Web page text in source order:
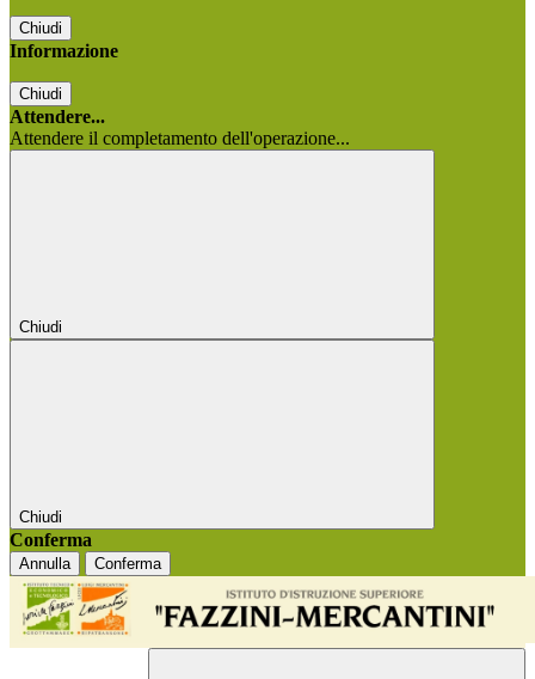
Chiudi
Informazione
Chiudi
Attendere...
Attendere il completamento dell'operazione...
Chiudi
Chiudi
Conferma
Annulla Conferma